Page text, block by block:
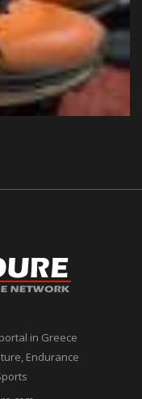
in Greece
Endurance